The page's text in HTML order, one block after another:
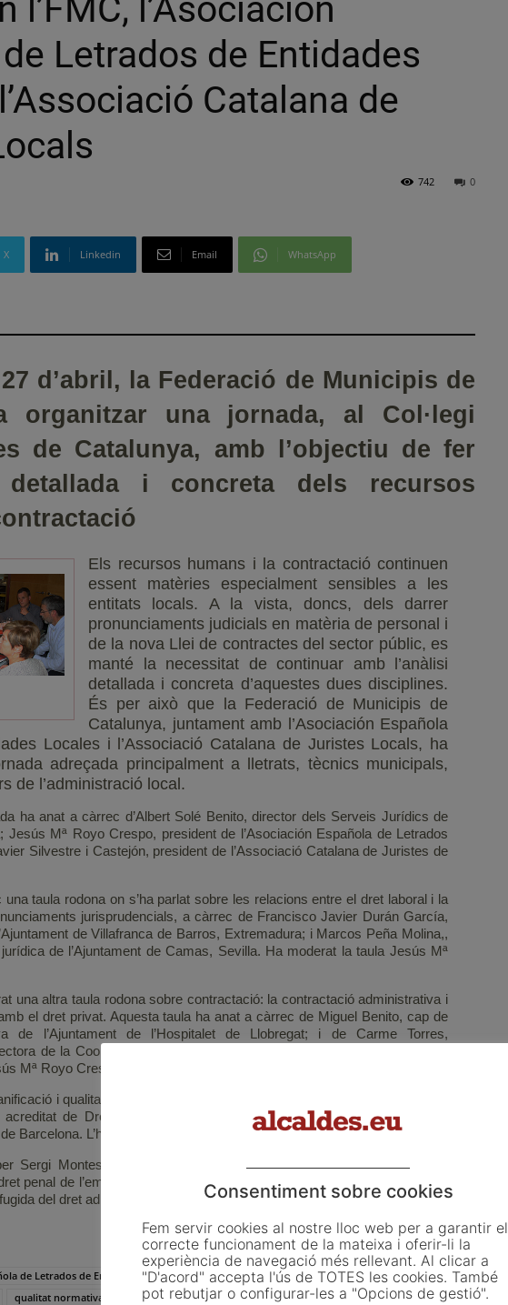
l’FMC, l’Asociación
Letrados de Entidades
Catalana de
0
742
X Linkedin Email WhatsApp
d’abril, la Federació de Municipis de
organitzar una jornada, al Col·legi
de Catalunya, amb l’objectiu de fer
i concreta dels recursos
Els recursos humans i la contractació continuen
essent matèries especialment sensibles a les
entitats locals. A la vista, doncs, dels darrer
pronunciaments judicials en matèria de personal i
de la nova Llei de contractes del sector públic, es
manté la necessitat de continuar amb l’anàlisi
detallada i concreta d’aquestes dues disciplines.
És per això que la Federació de Municipis de
Catalunya, juntament amb l’Asociación Española
Locales i l’Associació Catalana de Juristes Locals, ha
adreçada principalment a lletrats, tècnics municipals,
de l’administració local.
ha anat a càrrec d’Albert Solé Benito, director dels Serveis Jurídics de
Jesús Mª Royo Crespo, president de l’Asociación Española de Letrados
Silvestre i Castejón, president de l’Associació Catalana de Juristes de
taula rodona on s’ha parlat sobre les relacions entre el dret laboral i la
jurisprudencials, a càrrec de Francisco Javier Durán García,
de Villafranca de Barros, Extremadura; i Marcos Peña Molina,,
de l’Ajuntament de Camas, Sevilla. Ha moderat la taula Jesús Mª
una altra taula rodona sobre contractació: la contractació administrativa i
el dret privat. Aquesta taula ha anat a càrrec de Miguel Benito, cap de
de l’Ajuntament de l’Hospitalet de Llobregat; i de Carme Torres,
de la Coordinació Econòmica de l’Ajuntament de Barcelona. També
Mª Royo Crespo.
i qualitat normativa en relació amb els ens locals ha anat a càrrec
de Dret Administratiu i director de l ?Institut de Recerca UB,
Barcelona. L’ha presentat Xavier Silvestre i Castejón.
Sergi Monteserín Heredia, lletrat de l’Ajuntament de Gavà; l’advocat
penal de l’empresa i de l’Administració Pública Cristóbal Martell Pérez-
del dret administratiu cap al dret penal.
de Letrados de Entidades Locales Associació Catalana de Juristes Locals
debat
qualitat normativa
Consentiment sobre cookies
Fem servir cookies al nostre lloc web per a garantir el
correcte funcionament de la mateixa i oferir-li la
experiència de navegació més rellevant. Al clicar a
"D'acord" accepta l'ús de TOTES les cookies. També
pot rebutjar o configurar-les a "Opcions de gestió".